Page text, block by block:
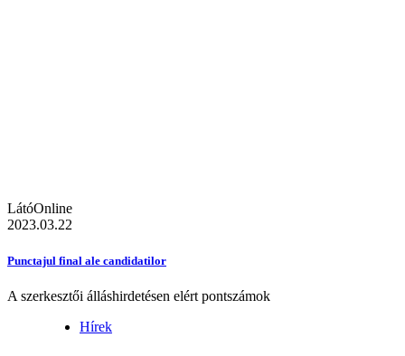
LátóOnline
2023.03.22
Punctajul final ale candidatilor
A szerkesztői álláshirdetésen elért pontszámok
Hírek